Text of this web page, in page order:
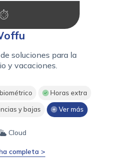
soluciones para la
y vacaciones.
Horas extra
y bajas Ver más
Cloud
completa >